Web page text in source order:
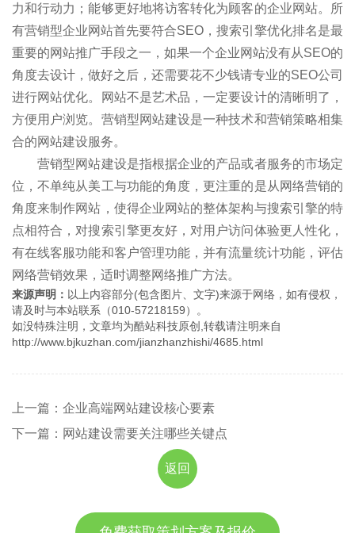
力和行动力；能够更好地将访客转化为顾客的企业网站。所
有营销型企业网站首先要符合SEO，搜索引擎优化排名是最
重要的网站推广手段之一，如果一个企业网站没有从SEO的
角度去设计，做好之后，还需要花不少钱请专业的SEO公司
进行网站优化。网站不是艺术品，一定要设计的清晰明了，
方便用户浏览。营销型网站建设是一种技术和营销策略相集
合的网站建设服务。
营销型网站建设是指根据企业的产品或者服务的市场定
位，不单纯从美工与功能的角度，更注重的是从网络营销的
角度来制作网站，使得企业网站的整体架构与搜索引擎的特
点相符合，对搜索引擎更友好，对用户访问体验更人性化，
有在线客服功能和客户管理功能，并有流量统计功能，评估
网络营销效果，适时调整网络推广方法。
来源声明： 以上内容部分(包含图片、文字)来源于网络，如有侵权，
请及时与本站联系（010-57218159）。
如没特殊注明，文章均为酷站科技原创,转载请注明来自
http://www.bjkuzhan.com/jianzhanzhishi/4685.html
上一篇：企业高端网站建设核心要素
下一篇：网站建设需要关注哪些关键点
返回